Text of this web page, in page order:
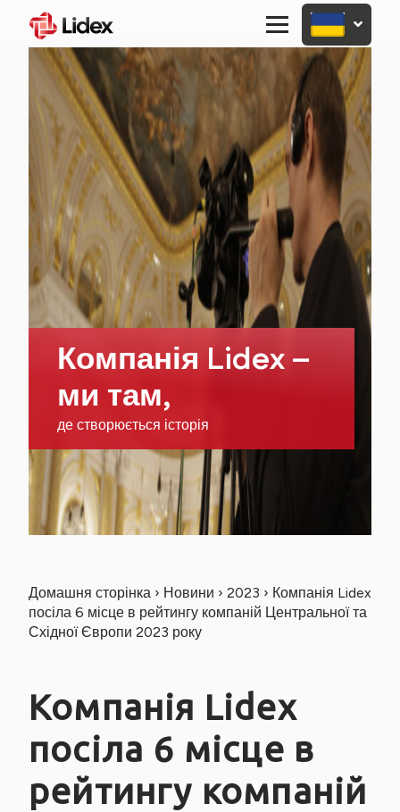
Primary
Menu
Компанія Lidex –
ми там,
де створюється історія
Домашня сторінка › Новини › 2023 › Компанія Lidex
посіла 6 місце в рейтингу компаній Центральної та
Східної Європи 2023 року
Компанія Lidex
посіла 6 місце в
рейтингу компаній